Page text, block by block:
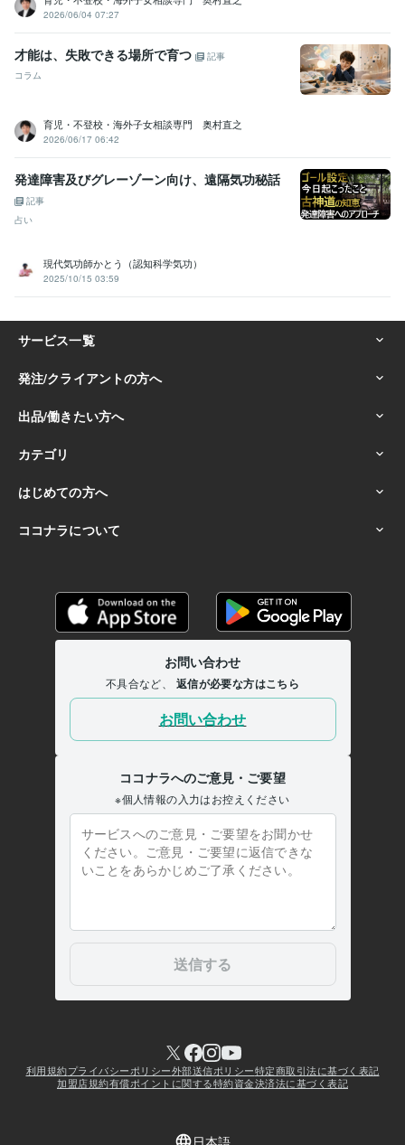
2026/06/04 07:27
才能は、失敗できる場所で育つ
記事
コラム
育児・不登校・海外子女相談専門 奥村直之
2026/06/17 06:42
発達障害及びグレーゾーン向け、遠隔気功秘話
記事
占い
現代気功師かとう（認知科学気功）
2025/10/15 03:59